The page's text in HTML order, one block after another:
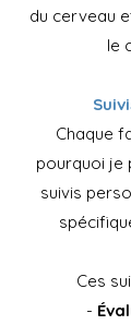
du cerveau
le
Chaque
pourquoi je
suivis
Ces
-